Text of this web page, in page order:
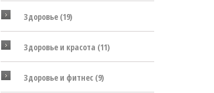
Здоровье (19)
Здоровье и красота (11)
Здоровье и фитнес (9)